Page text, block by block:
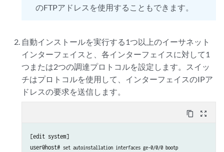
のFTPアドレスを使用することもできます。
自動インストールを実行する1つ以上のイーサネット
インターフェイスと、各インターフェイスに対して1
つまたは2つの調達プロトコルを設定します。スイッ
チはプロトコルを使用して、インターフェイスのIPア
ドレスの要求を送信します。
content_copy zoom_out_map
[edit system]
user@host# set autoinstallation interfaces ge-0/0/0 bootp